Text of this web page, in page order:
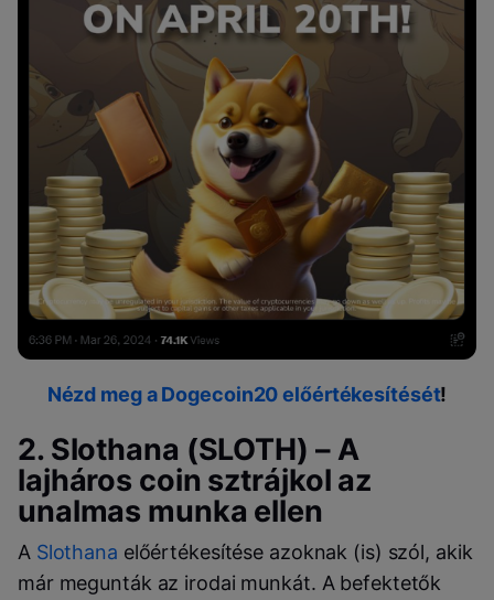
Nézd meg a Dogecoin20 előértékesítését!
2. Slothana (SLOTH) – A
lajháros coin sztrájkol az
unalmas munka ellen
A Slothana előértékesítése azoknak (is) szól, akik
már megunták az irodai munkát. A befektetők